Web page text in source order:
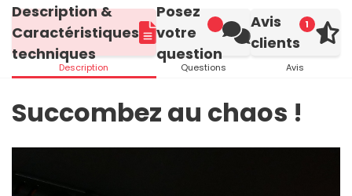
Description &
Caractéristiques
techniques
Description
Posez
votre
question
Questions
1
Avis
clients
Avis
Succombez au chaos !